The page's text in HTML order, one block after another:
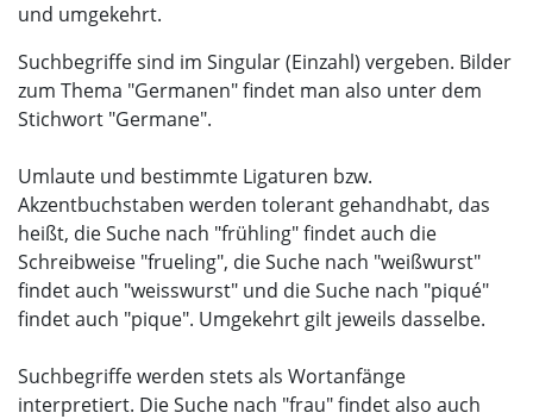
und umgekehrt.
Suchbegriffe sind im Singular (Einzahl) vergeben. Bilder
zum Thema "Germanen" findet man also unter dem
Stichwort "Germane".
Umlaute und bestimmte Ligaturen bzw.
Akzentbuchstaben werden tolerant gehandhabt, das
heißt, die Suche nach "frühling" findet auch die
Schreibweise "frueling", die Suche nach "weißwurst"
findet auch "weisswurst" und die Suche nach "piqué"
findet auch "pique". Umgekehrt gilt jeweils dasselbe.
Suchbegriffe werden stets als Wortanfänge
interpretiert. Die Suche nach "frau" findet also auch